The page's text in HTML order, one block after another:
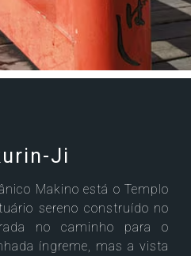
Ji
Makino está o Templo
sereno construído no
no caminho para o
íngreme, mas a vista